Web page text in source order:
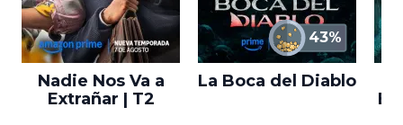
Nadie Nos Va a
Extrañar | T2
43%
La Boca del Diablo